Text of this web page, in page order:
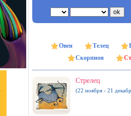
Овен Телец
Скорпион
Стрелец
(22 ноября - 21